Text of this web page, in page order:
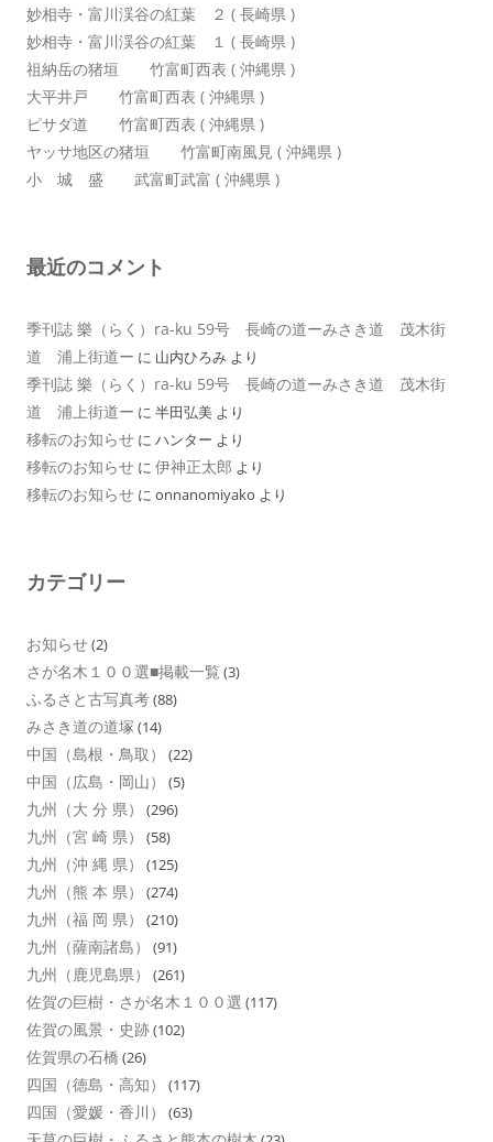
妙相寺・富川渓谷の紅葉 ２ ( 長崎県 )
妙相寺・富川渓谷の紅葉 １ ( 長崎県 )
祖納岳の猪垣 竹富町西表 ( 沖縄県 )
大平井戸 竹富町西表 ( 沖縄県 )
ピサダ道 竹富町西表 ( 沖縄県 )
ヤッサ地区の猪垣 竹富町南風見 ( 沖縄県 )
小 城 盛 武富町武富 ( 沖縄県 )
最近のコメント
季刊誌 樂（らく）ra-ku 59号 長崎の道ーみさき道 茂木街
道 浦上街道ー に 山内ひろみ より
季刊誌 樂（らく）ra-ku 59号 長崎の道ーみさき道 茂木街
道 浦上街道ー に 半田弘美 より
移転のお知らせ に ハンター より
移転のお知らせ に 伊神正太郎 より
移転のお知らせ に onnanomiyako より
カテゴリー
お知らせ(2)
さが名木１００選■掲載一覧 (3)
ふるさと古写真考(88)
みさき道の道塚 (14)
中国（島根・鳥取） (22)
中国（広島・岡山） (5)
九州（大 分 県） (296)
九州（宮 崎 県） (58)
九州（沖 縄 県） (125)
九州（熊 本 県） (274)
九州（福 岡 県） (210)
九州（薩南諸島） (91)
九州（鹿児島県） (261)
佐賀の巨樹・さが名木１００選 (117)
佐賀の風景・史跡(102)
佐賀県の石橋 (26)
四国（徳島・高知） (117)
四国（愛媛・香川） (63)